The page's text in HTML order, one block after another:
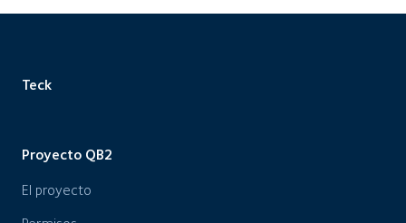
Teck
Proyecto QB2
El proyecto